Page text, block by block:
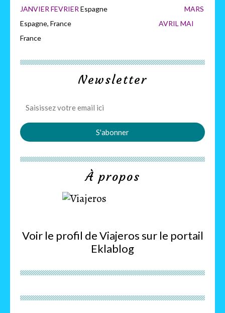
Newsletter
À propos
Voir le profil deViajerossur le portail
Eklablog
JANVIER FEVRIER Espagne MARS
Espagne, France AVRIL MAI
France